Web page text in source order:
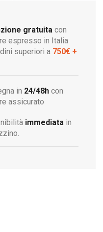
gratuita con
espresso in Italia
superiori a 750€ +
in 24/48h con
assicurato
immediata in